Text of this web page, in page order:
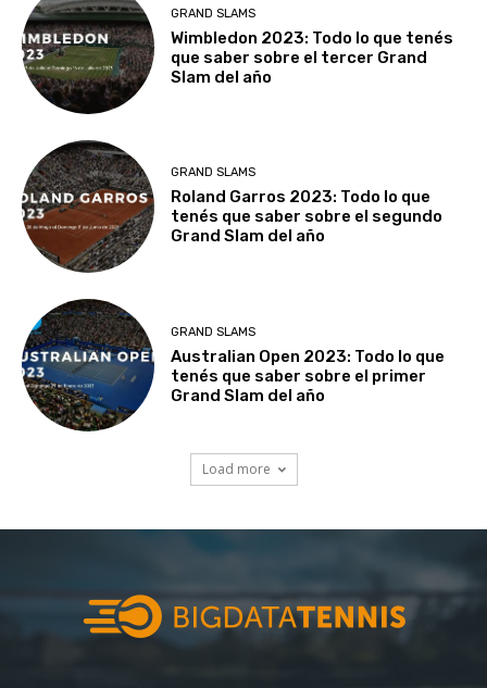
GRAND SLAMS
Wimbledon 2023: Todo lo que tenés
que saber sobre el tercer Grand
Slam del año
GRAND SLAMS
Roland Garros 2023: Todo lo que
tenés que saber sobre el segundo
Grand Slam del año
GRAND SLAMS
Australian Open 2023: Todo lo que
tenés que saber sobre el primer
Grand Slam del año
Load more